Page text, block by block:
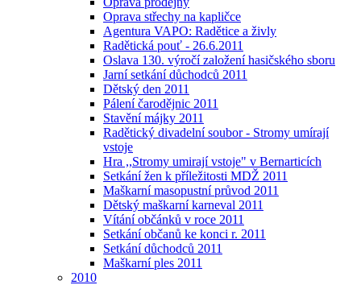
Oprava střechy na kapličce
Agentura VAPO: Radětice a živly
Radětická pouť - 26.6.2011
Oslava 130. výročí založení hasičského sboru
Jarní setkání důchodců 2011
Dětský den 2011
Pálení čarodějnic 2011
Stavění májky 2011
Radětický divadelní soubor - Stromy umírají
vstoje
Hra ,,Stromy umirají vstoje" v Bernarticích
Setkání žen k příležitosti MDŽ 2011
Maškarní masopustní průvod 2011
Dětský maškarní karneval 2011
Vítání občánků v roce 2011
Setkání občanů ke konci r. 2011
Setkání důchodců 2011
Maškarní ples 2011
2010